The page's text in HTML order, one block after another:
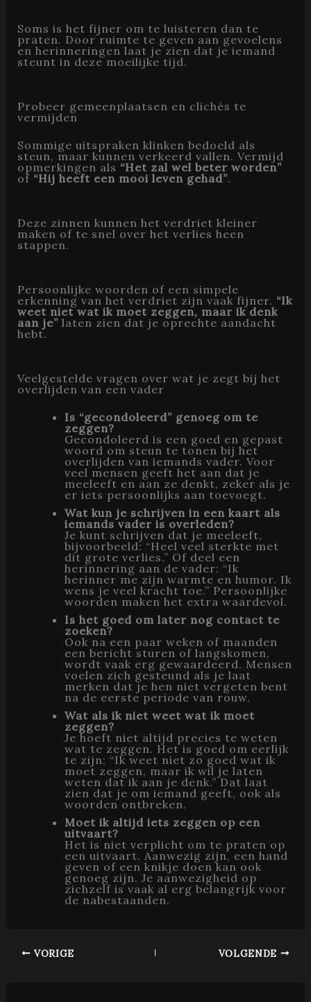
Soms is het fijner om te luisteren dan te
praten. Door ruimte te geven aan gevoelens
en herinneringen laat je zien dat je iemand
steunt in deze moeilijke tijd.
Probeer gemeenplaatsen en clichés te
vermijden
Sommige uitspraken klinken bedoeld als
steun, maar kunnen verkeerd vallen. Vermijd
opmerkingen als “Het zal wel beter worden”
of “Hij heeft een mooi leven gehad”.
Deze zinnen kunnen het verdriet kleiner
maken of te snel over het verlies heen
stappen.
Persoonlijke woorden of een simpele
erkenning van het verdriet zijn vaak fijner. “Ik
weet niet wat ik moet zeggen, maar ik denk
aan je”laten zien dat je oprechte aandacht
hebt.
Veelgestelde vragen over wat je zegt bij het
overlijden van een vader
Is “gecondoleerd” genoeg om te
zeggen?
Gecondoleerd is een goed en gepast
woord om steun te tonen bij het
overlijden van iemands vader. Voor
veel mensen geeft het aan dat je
meeleeft en aan ze denkt, zeker als je
er iets persoonlijks aan toevoegt.
Wat kun je schrijven in een kaart als
iemands vader is overleden?
Je kunt schrijven dat je meeleeft,
bijvoorbeeld: “Heel veel sterkte met
dit grote verlies.” Of deel een
herinnering aan de vader: “Ik
herinner me zijn warmte en humor. Ik
wens je veel kracht toe.” Persoonlijke
woorden maken het extra waardevol.
Is het goed om later nog contact te
zoeken?
Ook na een paar weken of maanden
een bericht sturen of langskomen,
wordt vaak erg gewaardeerd. Mensen
voelen zich gesteund als je laat
merken dat je hen niet vergeten bent
na de eerste periode van rouw.
Wat als ik niet weet wat ik moet
zeggen?
Je hoeft niet altijd precies te weten
wat te zeggen. Het is goed om eerlijk
te zijn: “Ik weet niet zo goed wat ik
moet zeggen, maar ik wil je laten
weten dat ik aan je denk.” Dat laat
zien dat je om iemand geeft, ook als
woorden ontbreken.
Moet ik altijd iets zeggen op een
uitvaart?
Het is niet verplicht om te praten op
een uitvaart. Aanwezig zijn, een hand
geven of een knikje doen kan ook
genoeg zijn. Je aanwezigheid op
zichzelf is vaak al erg belangrijk voor
de nabestaanden.
VORIGE VOLGENDE